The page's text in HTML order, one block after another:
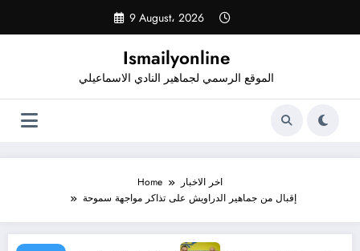
content
9 August، 2026
Ismailyonline
الموقع الرسمي لجماهير النادي الاسماعيلي
Home
اخر الاخبار
إقبال من جماهير الدراويش على تذاكر مواجهة سموحة